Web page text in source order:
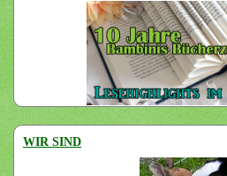
WIR SIND